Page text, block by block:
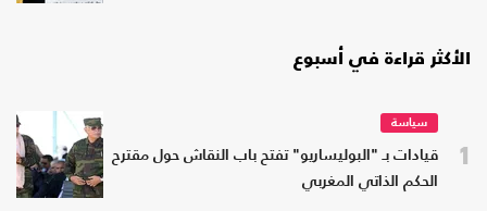
الأكثر قراءة في أسبوع
1
سياسة
قيادات بـ "البوليساريو" تفتح باب النقاش حول مقترح
الحكم الذاتي المغربي